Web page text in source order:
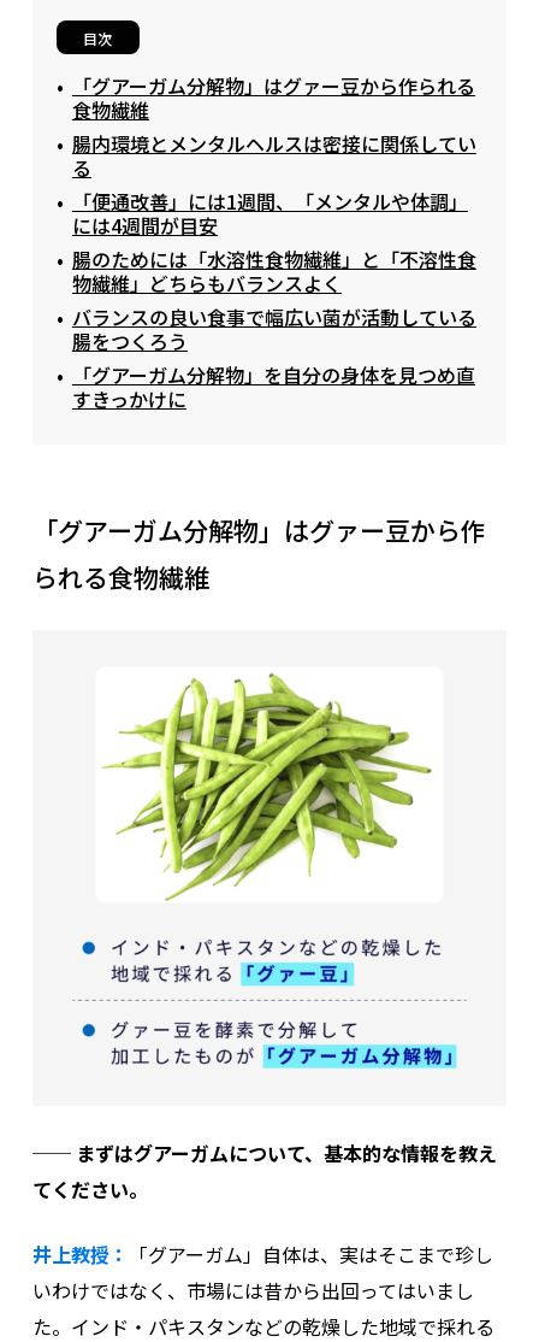
目次
「グアーガム分解物」はグァー豆から作られる
食物繊維
腸内環境とメンタルヘルスは密接に関係してい
る
「便通改善」には1週間、「メンタルや体調」
には4週間が目安
腸のためには「水溶性食物繊維」と「不溶性食
物繊維」どちらもバランスよく
バランスの良い食事で幅広い菌が活動している
腸をつくろう
「グアーガム分解物」を自分の身体を見つめ直
すきっかけに
「グアーガム分解物」はグァー豆から作
られる食物繊維
── まずはグアーガムについて、基本的な情報を教え
てください。
井上教授：
「グアーガム」自体は、実はそこまで珍し
いわけではなく、市場には昔から出回ってはいまし
た。インド・パキスタンなどの乾燥した地域で採れる